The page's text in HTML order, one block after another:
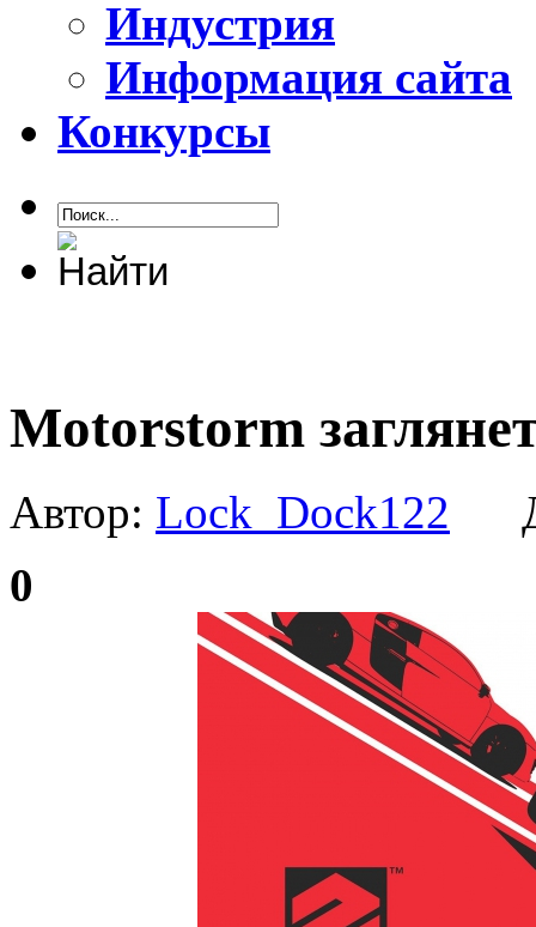
Индустрия
Информация сайта
Конкурсы
Motorstorm
Автор: Lock_Dock122
0